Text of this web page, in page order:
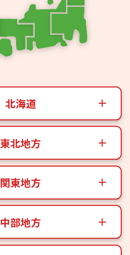
北海道
東北地方
関東地方
中部地方